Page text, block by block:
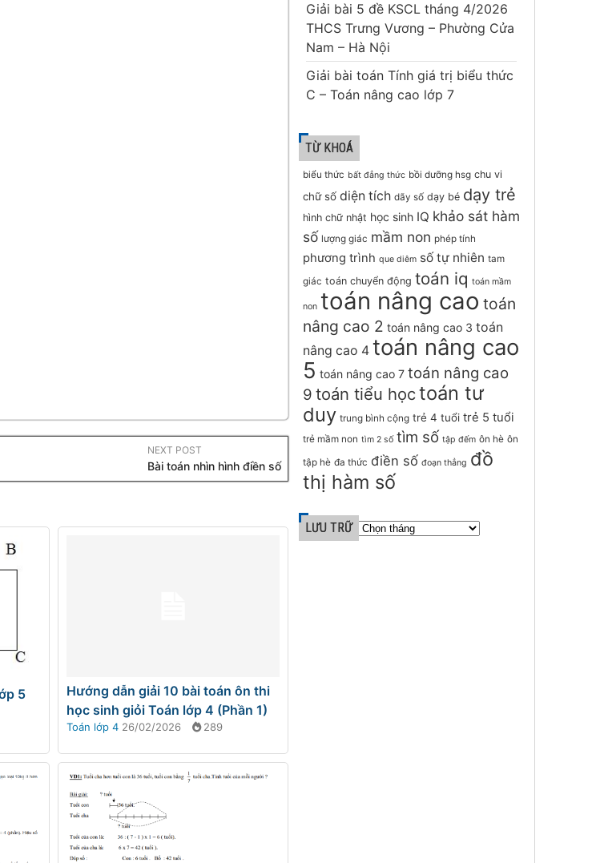
NEXT POST
Bài toán nhìn hình điền số
5
Hướng dẫn giải 10 bài toán ôn thi
học sinh giỏi Toán lớp 4 (Phần 1)
Toán lớp 4 26/02/2026 289
Giải bài 5 đề KSCL tháng 4/2026
THCS Trưng Vương – Phường Cửa
Nam – Hà Nội
Giải bài toán Tính giá trị biểu thức
C – Toán nâng cao lớp 7
TỪ KHOÁ
biểu thức bất đẳng thức bồi dưỡng hsg chu vi
chữ số diện tích dãy số dạy bé dạy trẻ
hình chữ nhật học sinh IQ khảo sát hàm
số lượng giác mầm non phép tính
phương trình que diêm số tự nhiên tam
giác toán chuyển động toán iq toán mầm
non toán nâng cao toán
nâng cao 2 toán nâng cao 3 toán
nâng cao 4 toán nâng cao
5 toán nâng cao 7 toán nâng cao
9 toán tiểu họctoán tư
duy trung bình cộng trẻ 4 tuổi trẻ 5 tuổi
trẻ mầm non tìm 2 số tìm số tập đếm ôn hè ôn
tập hè đa thức điền số đoạn thẳng đồ
thị hàm số
LƯU TRỮ